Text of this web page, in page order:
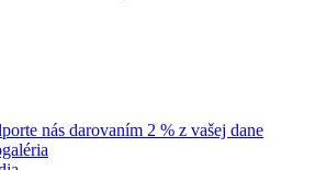
nás darovaním 2 % z vašej dane